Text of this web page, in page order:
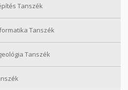
Tanszék
Tanszék
Tanszék